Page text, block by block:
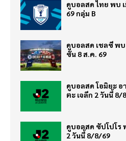
ดูบอลสด ไทย พบ
69 กลุ่ม B
ดูบอลสด เชลซี พบ
ซั่น 8 ส.ค. 69
ดูบอลสด โอมิยะ อ
ตะ เจลีก 2 วันนี้ 8/
ดูบอลสด ซัปโปโร
2 วันนี้ 8/8/69